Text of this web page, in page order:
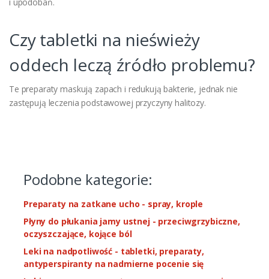
i upodobań.
Czy tabletki na nieświeży
oddech leczą źródło problemu?
Te preparaty maskują zapach i redukują bakterie, jednak nie
zastępują leczenia podstawowej przyczyny halitozy.
Podobne kategorie:
Preparaty na zatkane ucho - spray, krople
Płyny do płukania jamy ustnej - przeciwgrzybiczne,
oczyszczające, kojące ból
Leki na nadpotliwość - tabletki, preparaty,
antyperspiranty na nadmierne pocenie się